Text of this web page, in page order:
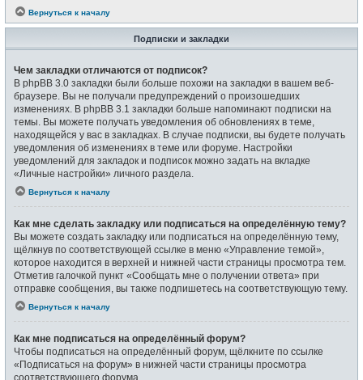
Вернуться к началу
Подписки и закладки
Чем закладки отличаются от подписок?
В phpBB 3.0 закладки были больше похожи на закладки в вашем веб-
браузере. Вы не получали предупреждений о произошедших
изменениях. В phpBB 3.1 закладки больше напоминают подписки на
темы. Вы можете получать уведомления об обновлениях в теме,
находящейся у вас в закладках. В случае подписки, вы будете получать
уведомления об изменениях в теме или форуме. Настройки
уведомлений для закладок и подписок можно задать на вкладке
«Личные настройки» личного раздела.
Вернуться к началу
Как мне сделать закладку или подписаться на определённую тему?
Вы можете создать закладку или подписаться на определённую тему,
щёлкнув по соответствующей ссылке в меню «Управление темой»,
которое находится в верхней и нижней части страницы просмотра тем.
Отметив галочкой пункт «Сообщать мне о получении ответа» при
отправке сообщения, вы также подпишетесь на соответствующую тему.
Вернуться к началу
Как мне подписаться на определённый форум?
Чтобы подписаться на определённый форум, щёлкните по ссылке
«Подписаться на форум» в нижней части страницы просмотра